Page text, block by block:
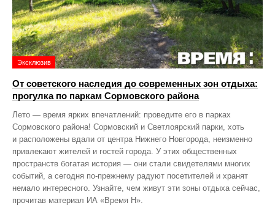
Эксклюзив
От советского наследия до современных зон отдыха:
прогулка по паркам Сормовского района
Лето — время ярких впечатлений: проведите его в парках
Сормовского района! Сормовский и Светлоярский парки, хоть
и расположены вдали от центра Нижнего Новгорода, неизменно
привлекают жителей и гостей города. У этих общественных
пространств богатая история — они стали свидетелями многих
событий, а сегодня по‑прежнему радуют посетителей и хранят
немало интересного. Узнайте, чем живут эти зоны отдыха сейчас,
прочитав материал ИА «Время Н».